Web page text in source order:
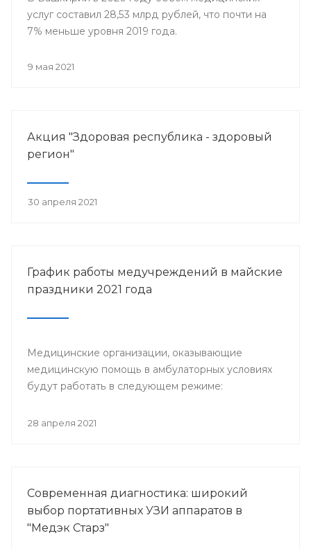
услуг составил 28,53 млрд рублей, что почти на
7% меньше уровня 2019 года.
9 мая 2021
Акция "Здоровая республика - здоровый
регион"
30 апреля 2021
График работы медучреждений в майские
праздники 2021 года
Медицинские организации, оказывающие
медицинскую помощь в амбулаторных условиях
будут работать в следующем режиме:
28 апреля 2021
Современная диагностика: широкий
выбор портативных УЗИ аппаратов в
"Медэк Старз"